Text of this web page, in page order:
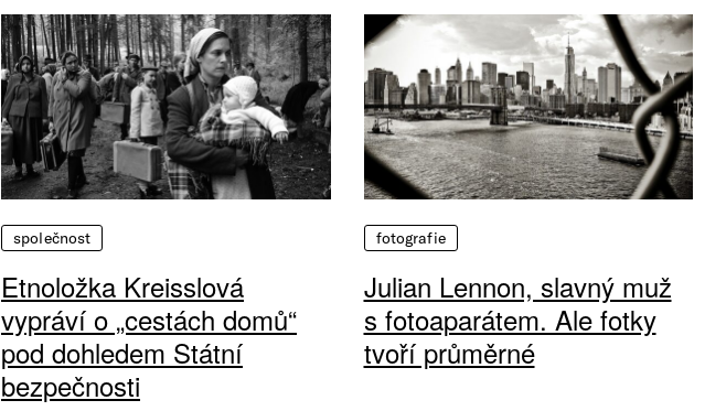
společnost
Etnoložka Kreisslová
vypráví o „cestách domů“
pod dohledem Státní
bezpečnosti
fotografie
Julian Lennon, slavný muž
s fotoaparátem. Ale fotky
tvoří průměrné